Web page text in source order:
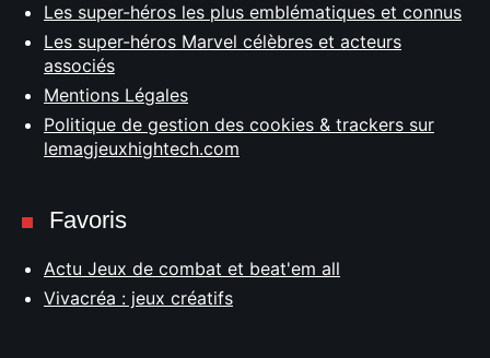
Les super-héros les plus emblématiques et connus
Les super-héros Marvel célèbres et acteurs
associés
Mentions Légales
Politique de gestion des cookies & trackers sur
lemagjeuxhightech.com
Favoris
Actu Jeux de combat et beat'em all
Vivacréa : jeux créatifs